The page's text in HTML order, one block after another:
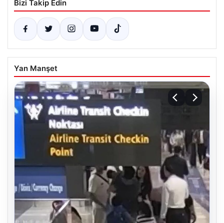
Bizi Takip Edin
Yan Manşet